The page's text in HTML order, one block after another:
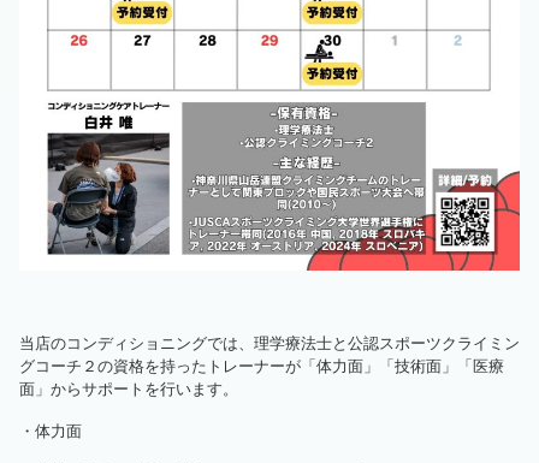
当店のコンディショニングでは、理学療法士と公認スポーツクライミン
グコーチ２の資格を持ったトレーナーが「体力面」「技術面」「医療
面」からサポートを行います。
・体力面